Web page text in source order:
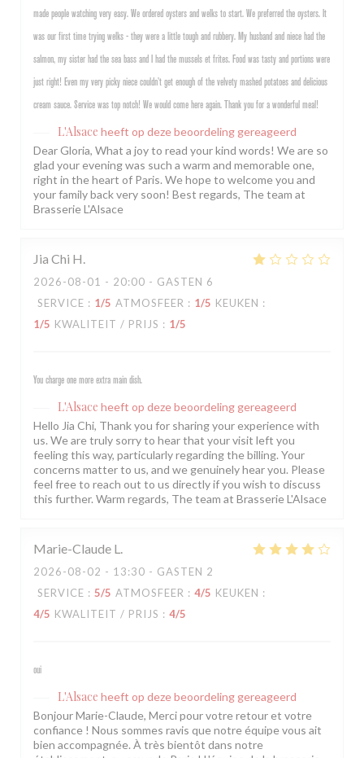
made people watching very easy. We ordered oysters and welks to start. We preferred the oysters. It
was our first time trying welks - they were a little tough and rubbery. My husband and niece had the
salmon, my sister had the sea bass and I had the mussels et frites. Food was tasty and portions were
just right! Even my very picky niece couldn’t get enough of the velvety mashed potatoes and delicious
cream sauce. Service was top notch! We would come here again. Thank you for a wonderful meal!
L'Alsace heeft op deze beoordeling gereageerd
Dear Gloria, What a joy to read your kind words! We are so
glad your evening was such a warm and memorable one,
right in the heart of Paris. We hope to welcome you and
your family back very soon! Best regards, The team at
Brasserie L'Alsace
Jia Chi H
2026-08-01 - 20:00 - GASTEN 6
SERVICE : 1/5 ATMOSFEER : 1/5 KEUKEN :
1/5 KWALITEIT / PRIJS : 1/5
You charge one more extra main dish.
L'Alsace heeft op deze beoordeling gereageerd
Hello Jia Chi, Thank you for sharing your experience with
us. We are truly sorry to hear that your visit left you
feeling this way, particularly regarding the billing. Your
concerns matter to us, and we genuinely hear you. Please
feel free to reach out to us directly if you wish to discuss
this further. Warm regards, The team at Brasserie L'Alsace
Marie-Claude L
2026-08-02 - 13:30 - GASTEN 2
SERVICE : 5/5 ATMOSFEER : 4/5 KEUKEN :
4/5 KWALITEIT / PRIJS : 4/5
oui
L'Alsace heeft op deze beoordeling gereageerd
Bonjour Marie-Claude, Merci pour votre retour et votre
confiance ! Nous sommes ravis que notre équipe vous ait
bien accompagnée. À très bientôt dans notre